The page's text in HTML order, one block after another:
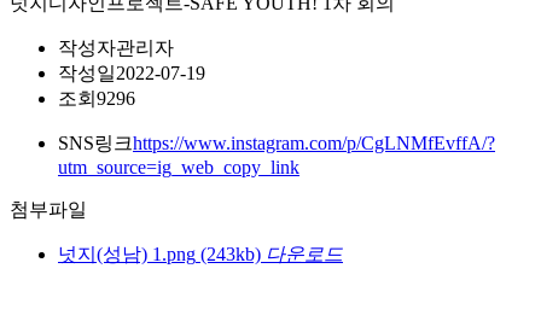
작성자관리자
작성일2022-07-19
조회 9296
SNS링크https://www.instagram.com/p/CgLNMfEvffA/?
utm_source=ig_web_copy_link
첨부파일
넛지(성남) 1.png (243kb) 다운로드